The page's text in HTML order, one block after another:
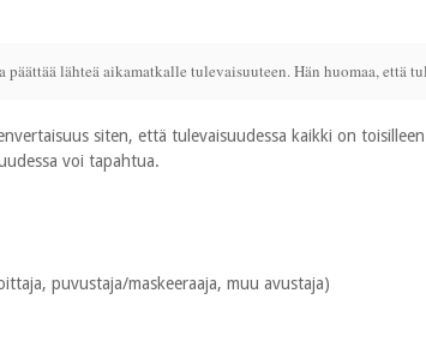
päättää lähteä aikamatkalle tulevaisuuteen. Hän huomaa, että
siten, että tulevaisuudessa kaikki on
voi tapahtua.
puvustaja/maskeeraaja, muu avustaja)